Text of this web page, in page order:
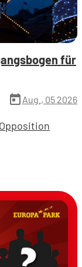
für
today Aug., 05 2026